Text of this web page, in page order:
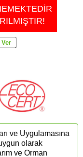
ve Uygulamasına
olarak
ve Orman